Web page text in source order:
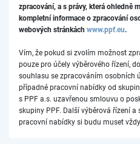
zpracování, a s právy, která ohledně
kompletní informace o zpracování
webových stránkách www.ppf.eu.
Vím, že pokud si zvolím možnost
pouze pro účely výběrového řízení,
souhlasu se zpracováním osobních
případné pracovní nabídky od
s PPF a.s. uzavřenou smlouvu o
skupiny PPF. Další výběrová řízení
pracovní nabídky si budu muset